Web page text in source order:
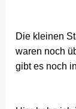
Die kleinen
waren noch
gibt es noch